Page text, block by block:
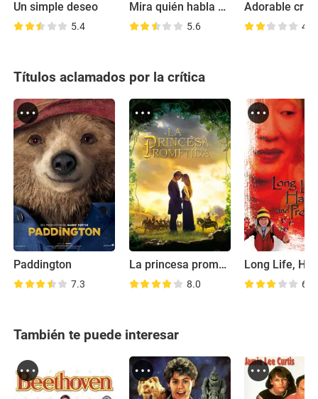
Un simple deseo
5.4
Mira quién habla ahora
5.6
Adorable
4.8
Títulos aclamados por la crítica
Paddington
7.3
La princesa prometida
8.0 6.6
También te puede interesar